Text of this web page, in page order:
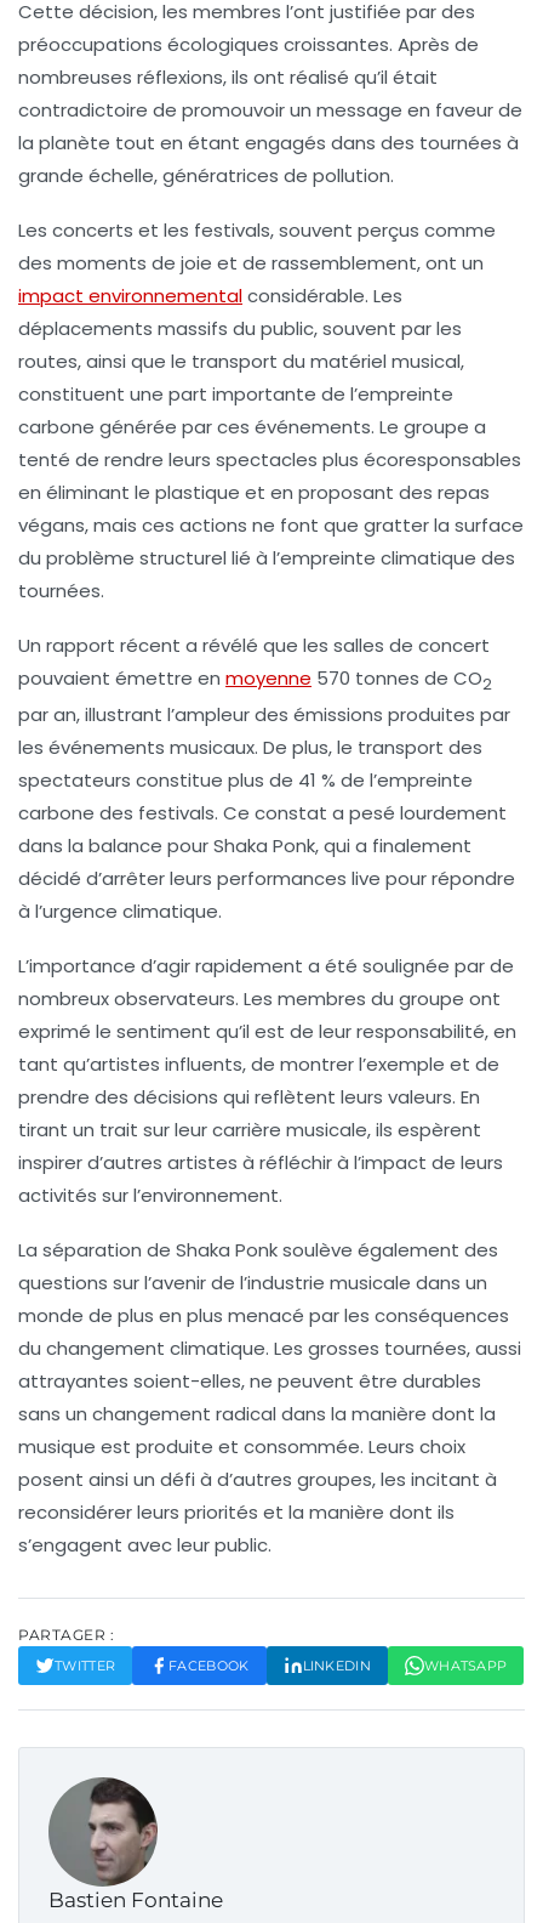
Cette décision, les membres l’ont justifiée par des
préoccupations écologiques croissantes. Après de
nombreuses réflexions, ils ont réalisé qu’il était
contradictoire de promouvoir un message en faveur de
la planète tout en étant engagés dans des tournées à
grande échelle, génératrices de pollution.
Les concerts et les festivals, souvent perçus comme
des moments de joie et de rassemblement, ont un
impact environnementalconsidérable. Les
déplacements massifs du public, souvent par les
routes, ainsi que le transport du matériel musical,
constituent une part importante de l’empreinte
carbone générée par ces événements. Le groupe a
tenté de rendre leurs spectacles plus écoresponsables
en éliminant le plastique et en proposant des repas
végans, mais ces actions ne font que gratter la surface
du problème structurel lié à l’empreinte climatique des
tournées.
Un rapport récent a révélé que les salles de concert
pouvaient émettre en moyenne 570 tonnes de CO2
par an, illustrant l’ampleur des émissions produites par
les événements musicaux. De plus, le transport des
spectateurs constitue plus de 41 % de l’empreinte
carbone des festivals. Ce constat a pesé lourdement
dans la balance pour Shaka Ponk, qui a finalement
décidé d’arrêter leurs performances live pour répondre
à l’urgence climatique.
L’importance d’agir rapidement a été soulignée par de
nombreux observateurs. Les membres du groupe ont
exprimé le sentiment qu’il est de leur responsabilité, en
tant qu’artistes influents, de montrer l’exemple et de
prendre des décisions qui reflètent leurs valeurs. En
tirant un trait sur leur carrière musicale, ils espèrent
inspirer d’autres artistes à réfléchir à l’impact de leurs
activités sur l’environnement.
La séparation de Shaka Ponk soulève également des
questions sur l’avenir de l’industrie musicale dans un
monde de plus en plus menacé par les conséquences
du changement climatique. Les grosses tournées, aussi
attrayantes soient-elles, ne peuvent être durables
sans un changement radical dans la manière dont la
musique est produite et consommée. Leurs choix
posent ainsi un défi à d’autres groupes, les incitant à
reconsidérer leurs priorités et la manière dont ils
s’engagent avec leur public.
PARTAGER :
TWITTER FACEBOOK LINKEDIN WHATSAPP
Bastien Fontaine